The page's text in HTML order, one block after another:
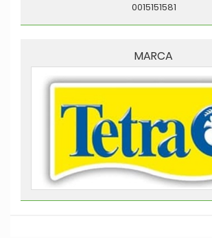
0015151581
MARCA